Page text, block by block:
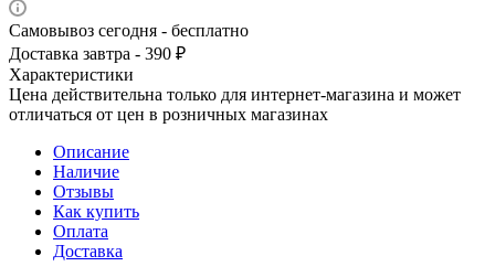
Самовывоз сегодня - бесплатно
Доставка завтра - 390 ₽
Характеристики
Цена действительна только для интернет-магазина и может
отличаться от цен в розничных магазинах
Описание
Наличие
Отзывы
Как купить
Оплата
Доставка